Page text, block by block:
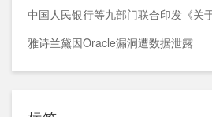
雅诗兰黛因Oracle漏洞遭数据泄露